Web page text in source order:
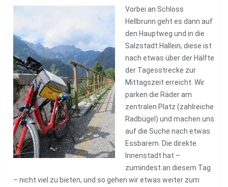
Vorbei an Schloss
Hellbrunn geht es dann auf
den Hauptweg und in die
Salzstadt Hallein, diese ist
nach etwas über der Hälfte
der Tagesstrecke zur
Mittagszeit erreicht. Wir
parken die Räder am
zentralen Platz (zahlreiche
Radbügel) und machen uns
auf die Suche nach etwas
Essbarem. Die direkte
Innenstadt hat –
zumindest an diesem Tag
– nicht viel zu bieten, und so gehen wir etwas weiter zum